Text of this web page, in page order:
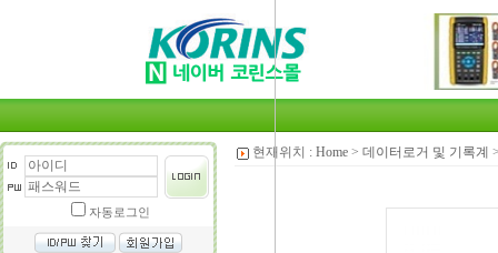
자동로그인
현재위치 : Home> 데이터로거 및 기록계